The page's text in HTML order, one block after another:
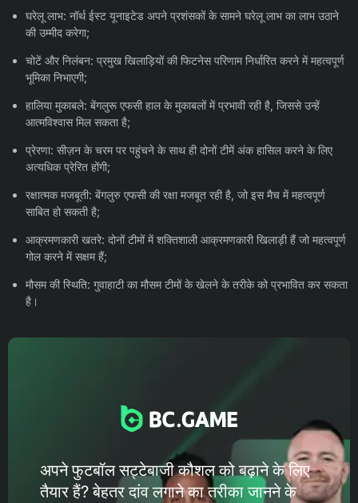
घरेलू लाभ: नॉर्थ ईस्ट यूनाइटेड अपने प्रशंसकों के सामने घरेलू लाभ का लाभ उठाने
की उम्मीद करेगा;
चोटें और निलंबन: प्रमुख खिलाड़ियों की फिटनेस परिणाम निर्धारित करने में महत्वपूर्ण
भूमिका निभाएगी;
हालिया मुकाबले: बेंगलुरू एफसी हाल के मुकाबलों में प्रभावी रही है, जिससे उन्हें
आत्मविश्वास मिल सकता है;
प्रेरणा: सीज़न के चरम पर पहुंचने के साथ ही दोनों टीमें अंक हासिल करने के लिए
अत्यधिक प्रेरित होंगी;
रक्षात्मक मजबूती: बेंगलुरु एफसी की रक्षा मजबूत रही है, जो इस मैच में महत्वपूर्ण
साबित हो सकती है;
आक्रमणकारी खतरे: दोनों टीमों में शक्तिशाली आक्रमणकारी खिलाड़ी हैं जो महत्वपूर्ण
गोल करने में सक्षम हैं;
मौसम की स्थिति: गुवाहाटी का मौसम टीमों के खेलने के तरीके को प्रभावित कर सकता
है।
अपने फुटबॉल सट्टेबाजी कौशल को बढ़ाने के लिए
तैयार हैं? बेहतर दांव लगाने का तरीका जानने के